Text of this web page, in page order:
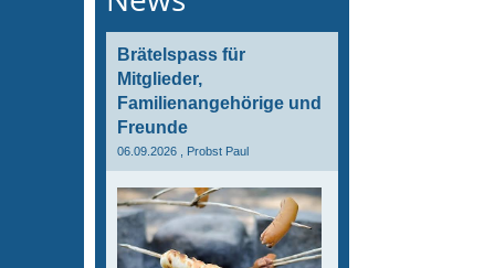
Brätelspass für
Mitglieder,
Familienangehörige und
Freunde
06.09.2026 , Probst Paul